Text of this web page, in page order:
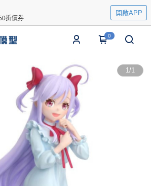
折價券
開啟APP
0
1/1